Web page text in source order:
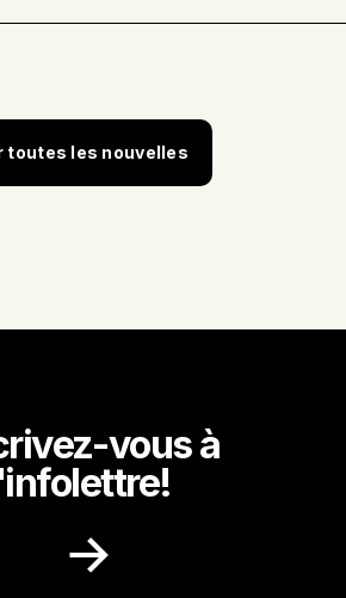
toutes les nouvelles
vous à